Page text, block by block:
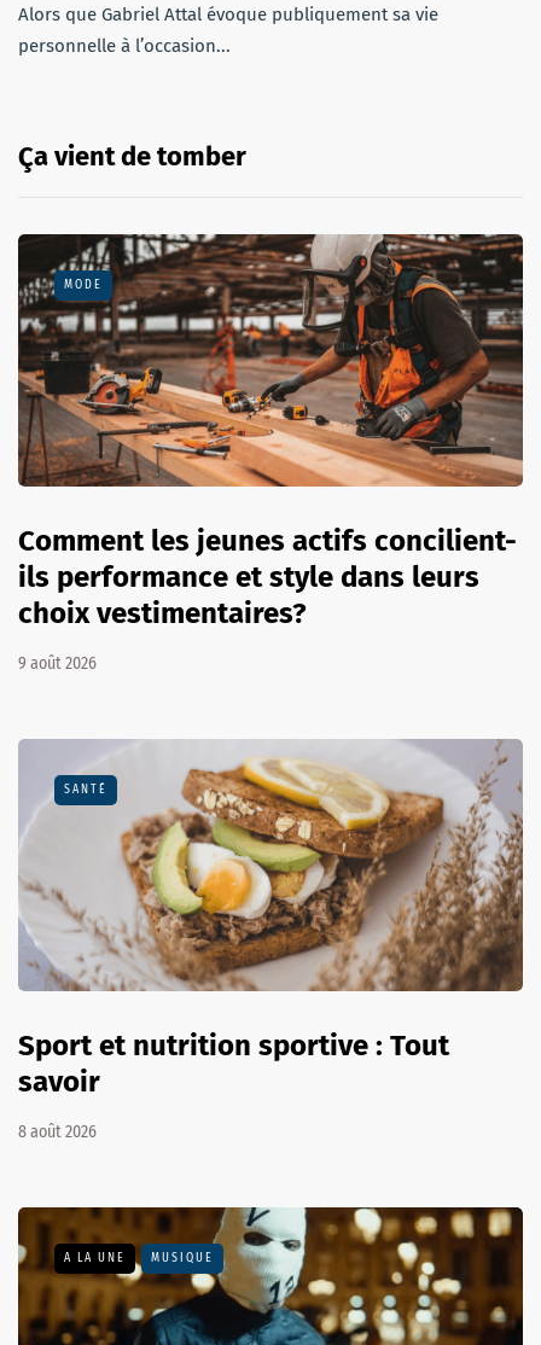
Alors que Gabriel Attal évoque publiquement sa vie
personnelle à l’occasion...
Ça vient de tomber
MODE
Comment les jeunes actifs concilient-
ils performance et style dans leurs
choix vestimentaires?
9 août 2026
SANTÉ
Sport et nutrition sportive : Tout
savoir
8 août 2026
A LA UNE MUSIQUE